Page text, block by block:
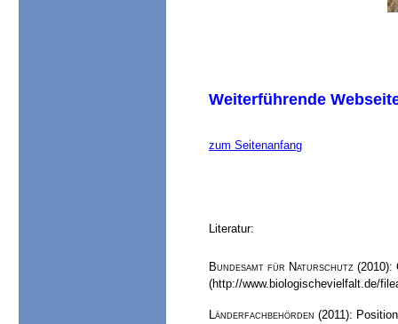
Weiterführende
zum Seitenanfang
Literatur:
Bundesamt für Naturschutz (2010):
(http://www.biologischevielfalt.de/
Länderfachbehörden (2011):